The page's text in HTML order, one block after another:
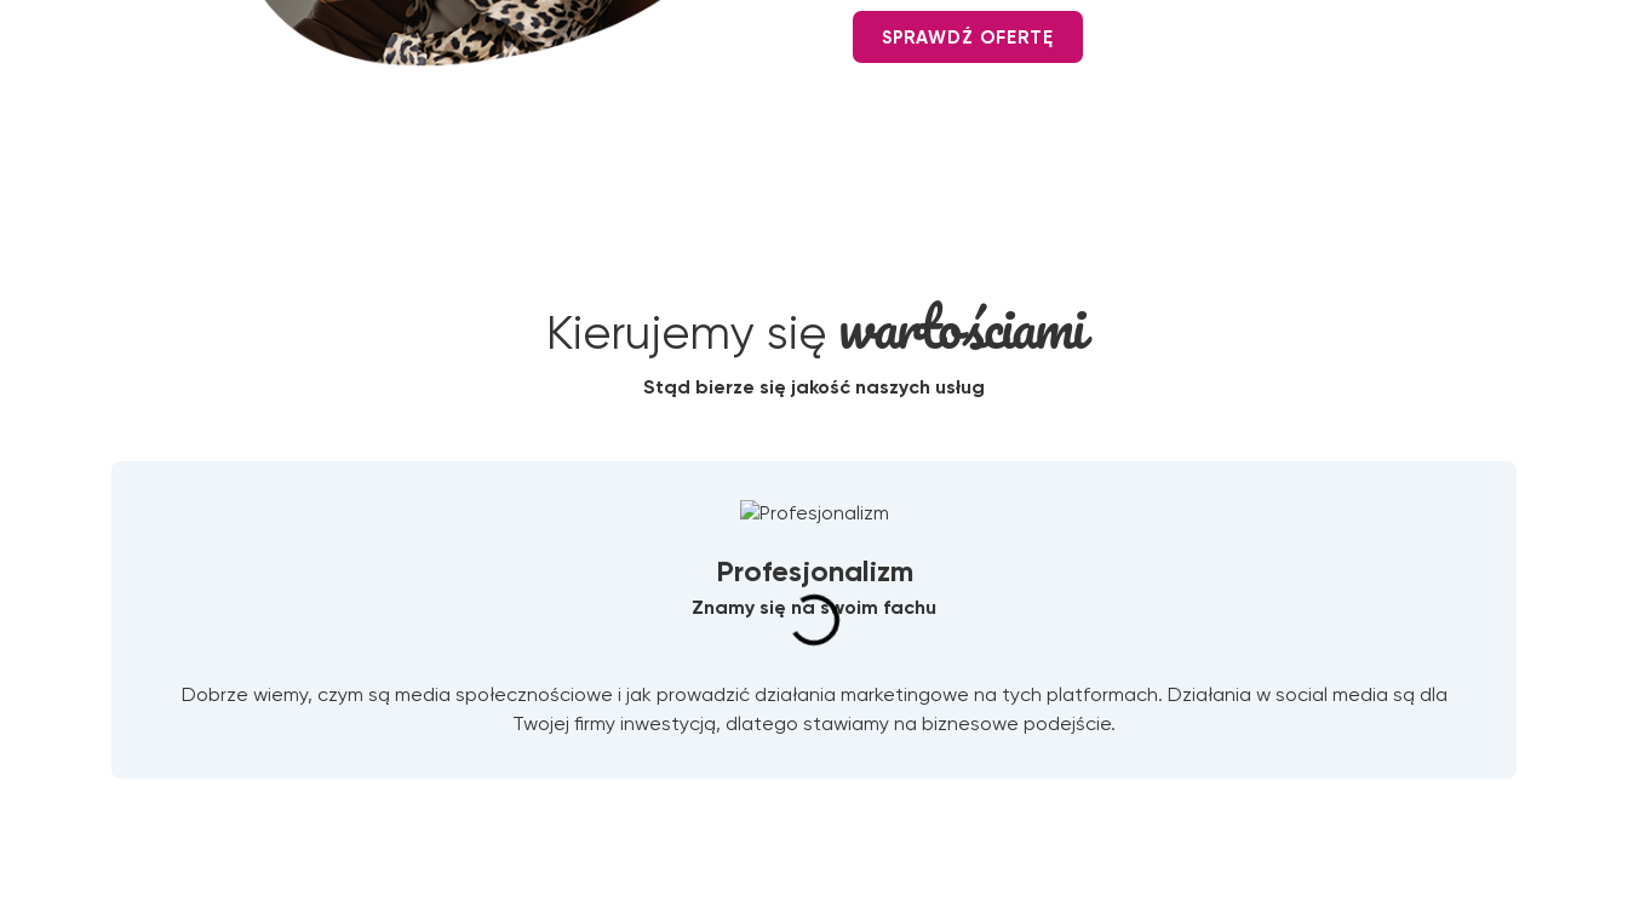
SPRAWDŹ OFERTĘ
Kierujemy się wartościami
Stąd bierze się jakość naszych usług
Profesjonalizm
Znamy się na swoim fachu
Dobrze wiemy, czym są media społecznościowe i jak prowadzić działania marketingowe na tych platformach. Działania w social media są dla
Twojej firmy inwestycją, dlatego stawiamy na biznesowe podejście.